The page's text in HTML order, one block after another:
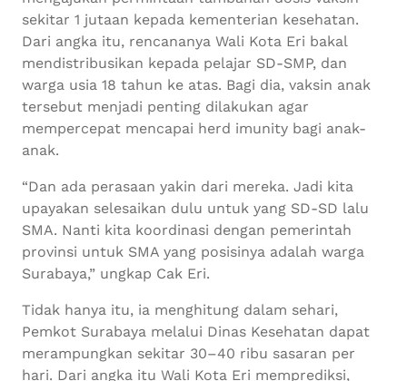
sekitar 1 jutaan kepada kementerian kesehatan.
Dari angka itu, rencananya Wali Kota Eri bakal
mendistribusikan kepada pelajar SD-SMP, dan
warga usia 18 tahun ke atas. Bagi dia, vaksin anak
tersebut menjadi penting dilakukan agar
mempercepat mencapai herd imunity bagi anak-
anak.
“Dan ada perasaan yakin dari mereka. Jadi kita
upayakan selesaikan dulu untuk yang SD-SD lalu
SMA. Nanti kita koordinasi dengan pemerintah
provinsi untuk SMA yang posisinya adalah warga
Surabaya,” ungkap Cak Eri.
Tidak hanya itu, ia menghitung dalam sehari,
Pemkot Surabaya melalui Dinas Kesehatan dapat
merampungkan sekitar 30–40 ribu sasaran per
hari. Dari angka itu Wali Kota Eri memprediksi,